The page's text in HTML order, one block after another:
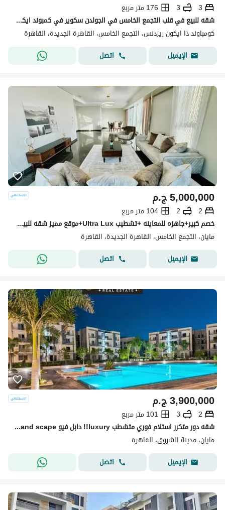
3
3
176 متر مربع
شقه للبيع في قلب التجمع الخامس في الجولدن سكوير في كمبوند ايكون مقدم 5% وقسط علي 10 سنوات مع خصم كاش 35% | * Icon *
كومباوند ذا ايكون ريزدنس، التجمع الخامس، القاهرة الجديدة، القاهرة
الإيميل
اتصل
ج.م5,000,000
2
2
104 متر مربع
خصم كبير+جاهزه للمعاينه +تشطيب Ultra Lux+موقع مميز شقه للبيع في كمبوند مايان التجمع الخامس بين سوان ليك حسن علام و LMD دقايق من HYDE PARK & MIVIDA
مايان، التجمع الخامس، القاهرة الجديدة، القاهرة
الإيميل
اتصل
ج.م3,900,000
2
3
101 متر مربع
شقه دور متكرر استلام فوري متشطب luxury!! دابل فيو pool+land scape تقسيمه رائعه باسهل خطط سداد بدون ضغط وتقسيط 10سـ بجوا لافيستا باتيو كازا + سوان ليك
مايان، مدينة الشروق، القاهرة
الإيميل
اتصل